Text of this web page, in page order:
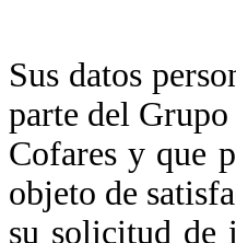
Sus datos
parte del Grupo
Cofares y que
objeto de
su solicitud de